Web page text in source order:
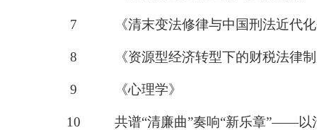
7 《清末变法修律与中国刑法近代
8 《资源型经济转型下的财税法律
9 《心理学》
10 共谱“清廉曲”奏响“新乐章”——以